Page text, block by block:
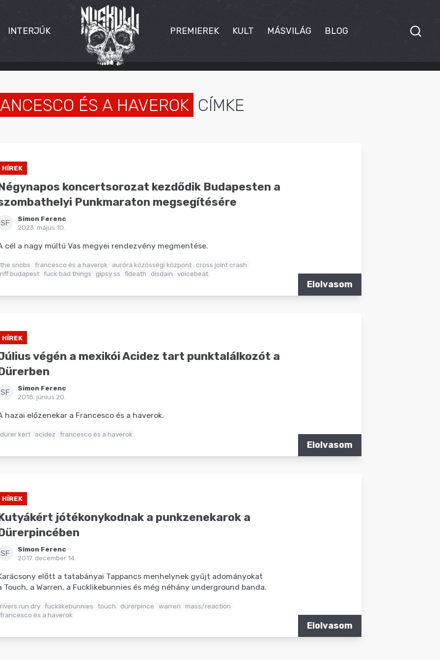
INTERJÚK PREMIEREK KULT MÁSVILÁG BLOG
ÉS A HAVEROK CÍMKE
HÍREK
koncertsorozat kezdődik Budapesten a
Punkmaraton megsegítésére
SF
Simon Ferenc
2023. május 10.
cél a nagy múltú Vas megyei rendezvény megmentése.
the snobs francesco és a haverok auróra közösségi központ cross joint crash
riff budapest fuck bad things gipsy ss fideath disdain voicebeat
Elolvasom
HÍREK
végén a mexikói Acidez tart punktalálkozót a
SF
Simon Ferenc
2018. június 20.
hazai előzenekar a Francesco és a haverok.
dürer kert acidez francesco és a haverok
Elolvasom
HÍREK
jótékonykodnak a punkzenekarok a
SF
Simon Ferenc
2017. december 14.
előtt a tatabányai Tappancs menhelynek gyűjt adományokat
Touch, a Warren, a Fucklikebunnies és még néhány underground banda.
rivers run dry fucklikebunnies touch dürerpince warren
mass/reaction
francesco és a haverok
Elolvasom